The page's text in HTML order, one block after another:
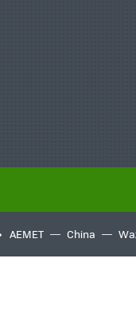
AEMET China